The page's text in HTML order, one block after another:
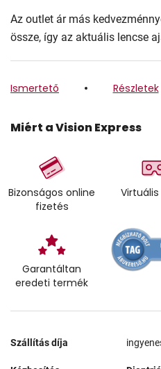
Az outlet ár más
össze, így az aktuális lencse
Ismertető Részletek
Miért a Vision Express
Bizonságos online
fizetés
Garantáltan
eredeti termék
Szállítás díja